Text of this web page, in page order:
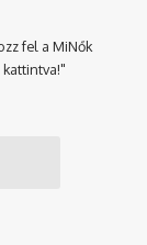
fel a MiNők